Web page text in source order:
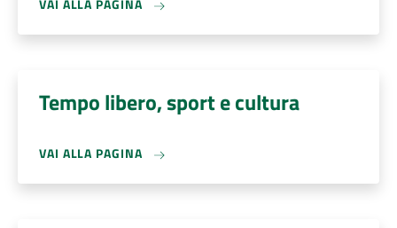
VAI ALLA PAGINA
Tempo libero, sport e cultura
VAI ALLA PAGINA